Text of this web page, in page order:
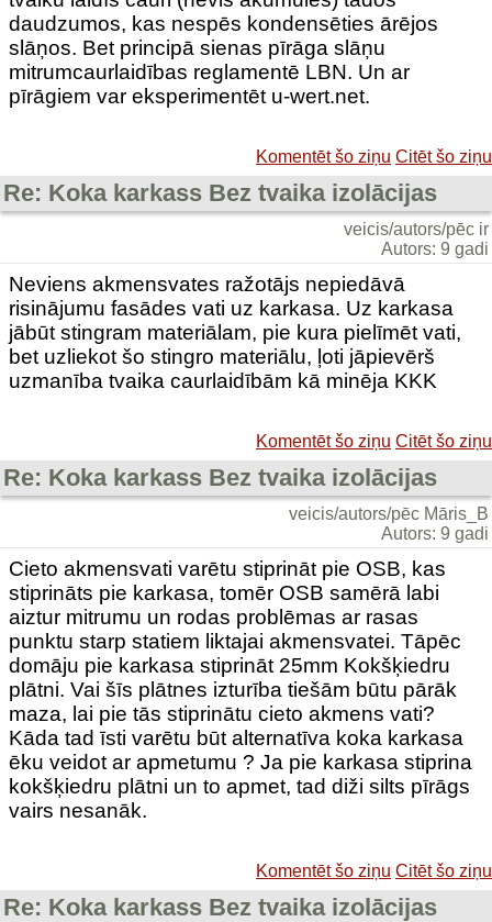
daudzumos, kas nespēs kondensēties ārējos
slāņos. Bet principā sienas pīrāga slāņu
mitrumcaurlaidības reglamentē LBN. Un ar
pīrāgiem var eksperimentēt u-wert.net.
Komentēt šo ziņu Citēt šo ziņu
Re: Koka karkass Bez tvaika izolācijas
veicis/autors/pēc ir
Autors: 9 gadi
Neviens akmensvates ražotājs nepiedāvā
risinājumu fasādes vati uz karkasa. Uz karkasa
jābūt stingram materiālam, pie kura pielīmēt vati,
bet uzliekot šo stingro materiālu, ļoti jāpievērš
uzmanība tvaika caurlaidībām kā minēja KKK
Komentēt šo ziņu Citēt šo ziņu
Re: Koka karkass Bez tvaika izolācijas
veicis/autors/pēc Māris_B
Autors: 9 gadi
Cieto akmensvati varētu stiprināt pie OSB, kas
stiprināts pie karkasa, tomēr OSB samērā labi
aiztur mitrumu un rodas problēmas ar rasas
punktu starp statiem liktajai akmensvatei. Tāpēc
domāju pie karkasa stiprināt 25mm Kokšķiedru
plātni. Vai šīs plātnes izturība tiešām būtu pārāk
maza, lai pie tās stiprinātu cieto akmens vati?
Kāda tad īsti varētu būt alternatīva koka karkasa
ēku veidot ar apmetumu ? Ja pie karkasa stiprina
kokšķiedru plātni un to apmet, tad diži silts pīrāgs
vairs nesanāk.
Komentēt šo ziņu Citēt šo ziņu
Re: Koka karkass Bez tvaika izolācijas